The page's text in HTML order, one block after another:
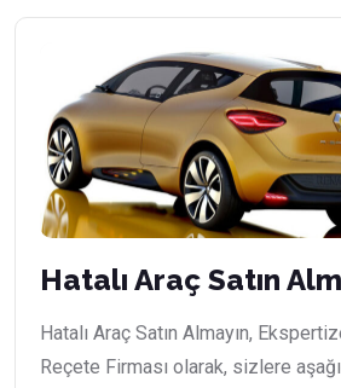
Hatalı Araç Satın
Hatalı Araç Satın Almayın,
Reçete Firması olarak, sizlere